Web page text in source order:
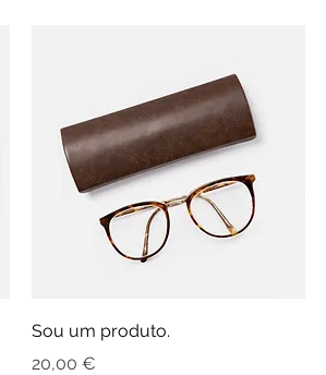
Sou um produto.
Preço
20,00 €